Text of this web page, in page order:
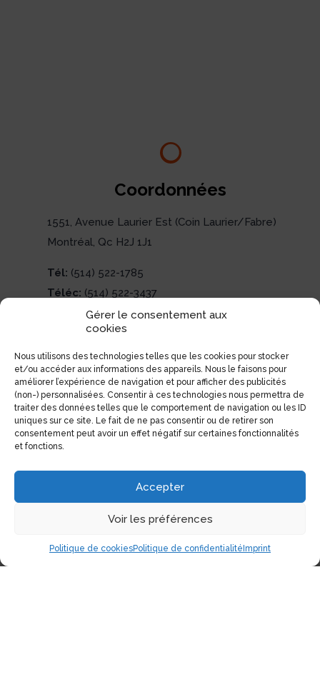
Gérer le consentement aux
cookies
Nous utilisons des technologies telles que les cookies pour stocker
et/ou accéder aux informations des appareils. Nous le faisons pour
améliorer l’expérience de navigation et pour afficher des publicités
(non-) personnalisées. Consentir à ces technologies nous permettra de
traiter des données telles que le comportement de navigation ou les ID
uniques sur ce site. Le fait de ne pas consentir ou de retirer son
consentement peut avoir un effet négatif sur certaines fonctionnalités
et fonctions.
Accepter
Voir les préférences
Politique de cookiesPolitique de confidentialité Imprint
Coordonnées
1551, Avenue Laurier Est (Coin Laurier/Fabre)
Montréal, Qc H2J 1J1
Tél: (514) 522-1785
Téléc: (514) 522-3437
Courriel: info@electrolibre.ca